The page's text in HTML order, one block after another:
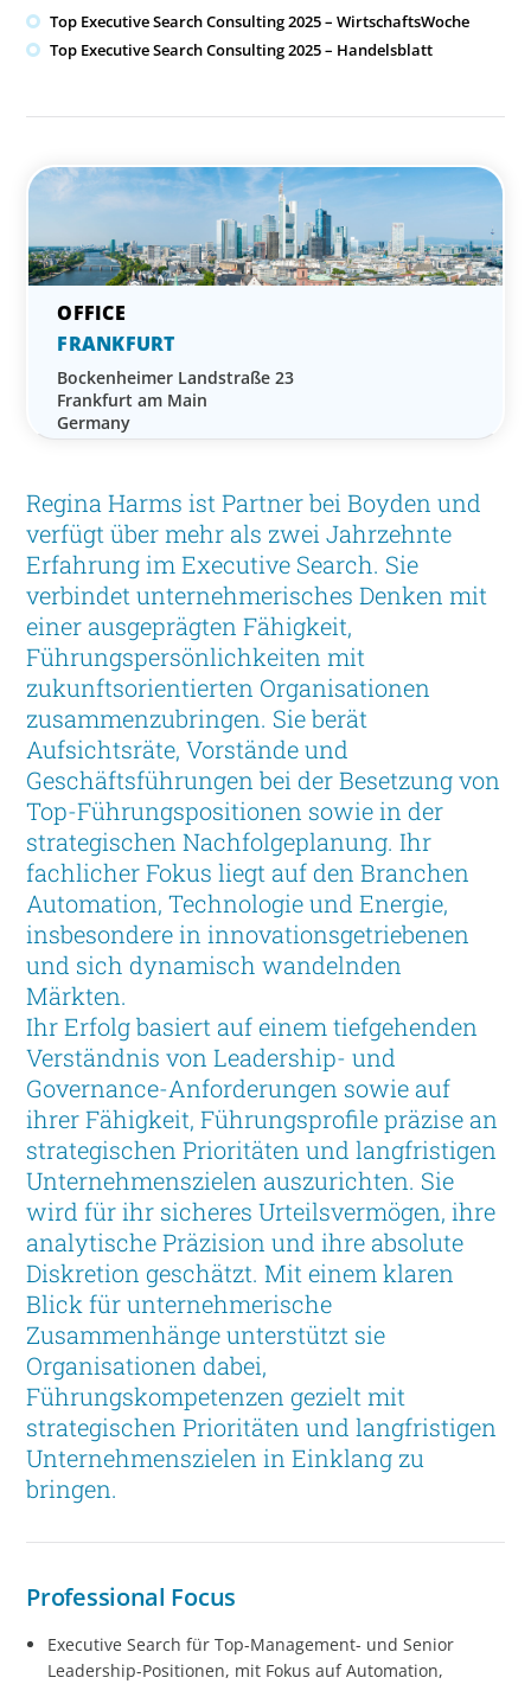
Regina Harms ist Partner bei Boyden und
verfügt über mehr als zwei Jahrzehnte
Erfahrung im Executive Search. Sie
verbindet unternehmerisches Denken mit
einer ausgeprägten Fähigkeit,
Führungspersönlichkeiten mit
zukunftsorientierten Organisationen
zusammenzubringen. Sie berät
Aufsichtsräte, Vorstände und
Geschäftsführungen bei der Besetzung von
Top-Führungspositionen sowie in der
strategischen Nachfolgeplanung. Ihr
fachlicher Fokus liegt auf den Branchen
Automation, Technologie und Energie,
insbesondere in innovationsgetriebenen
und sich dynamisch wandelnden
Märkten.
Ihr Erfolg basiert auf einem tiefgehenden
Verständnis von Leadership- und
Governance-Anforderungen sowie auf
ihrer Fähigkeit, Führungsprofile präzise an
strategischen Prioritäten und langfristigen
Unternehmenszielen auszurichten. Sie
wird für ihr sicheres Urteilsvermögen, ihre
analytische Präzision und ihre absolute
Diskretion geschätzt. Mit einem klaren
Blick für unternehmerische
Zusammenhänge unterstützt sie
Organisationen dabei,
Führungskompetenzen gezielt mit
strategischen Prioritäten und langfristigen
Unternehmenszielen in Einklang zu
bringen.
Professional Focus
Executive Search für Top-Management- und Senior
Leadership-Positionen, mit Fokus auf Automation,
Top Executive Search Consulting 2025 – WirtschaftsWoche
Top Executive Search Consulting 2025 – Handelsblatt
FRANKFURT
Bockenheimer Landstraße 23
Frankfurt am Main
Germany